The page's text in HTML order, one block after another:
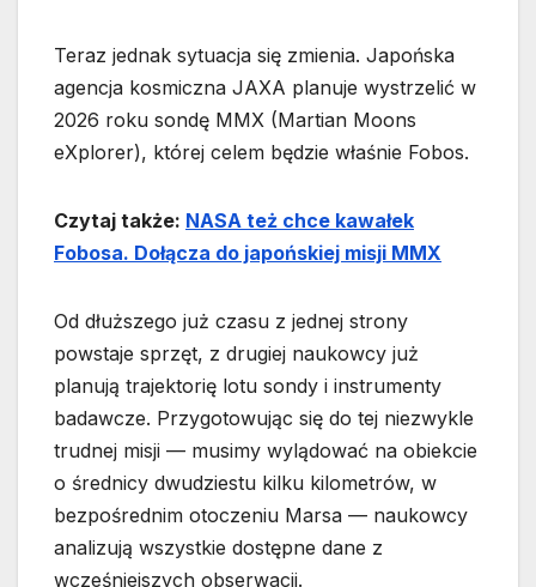
Teraz jednak sytuacja się zmienia. Japońska
agencja kosmiczna JAXA planuje wystrzelić w
2026 roku sondę MMX (Martian Moons
eXplorer), której celem będzie właśnie Fobos.
Czytaj także: NASA też chce kawałek
Fobosa. Dołącza do japońskiej misji MMX
Od dłuższego już czasu z jednej strony
powstaje sprzęt, z drugiej naukowcy już
planują trajektorię lotu sondy i instrumenty
badawcze. Przygotowując się do tej niezwykle
trudnej misji — musimy wylądować na obiekcie
o średnicy dwudziestu kilku kilometrów, w
bezpośrednim otoczeniu Marsa — naukowcy
analizują wszystkie dostępne dane z
wcześniejszych obserwacji.